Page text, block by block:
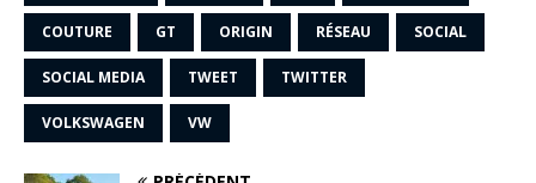
COUTURE GT ORIGIN RÉSEAU SOCIAL
SOCIAL MEDIA TWEET TWITTER
VOLKSWAGEN VW